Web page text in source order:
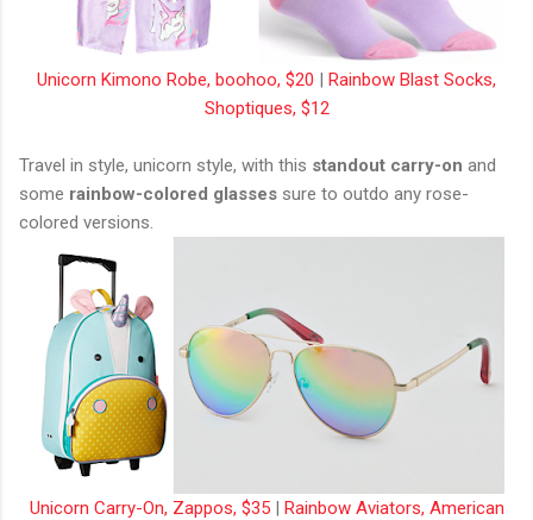
Unicorn Kimono Robe, boohoo, $20 | Rainbow Blast Socks,
Shoptiques, $12
Travel in style, unicorn style, with this standout carry-on and
some rainbow-colored glasses sure to outdo any rose-
colored versions.
Unicorn Carry-On, Zappos, $35| Rainbow Aviators, American